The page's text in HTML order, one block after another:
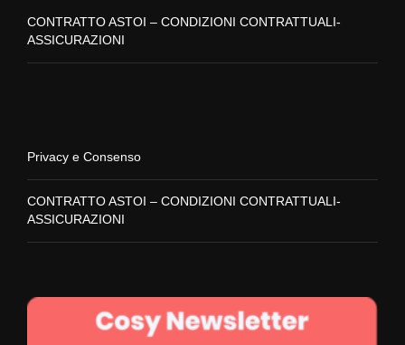
CONTRATTO ASTOI – CONDIZIONI CONTRATTUALI-
ASSICURAZIONI
Privacy e Consenso
CONTRATTO ASTOI – CONDIZIONI CONTRATTUALI-
ASSICURAZIONI